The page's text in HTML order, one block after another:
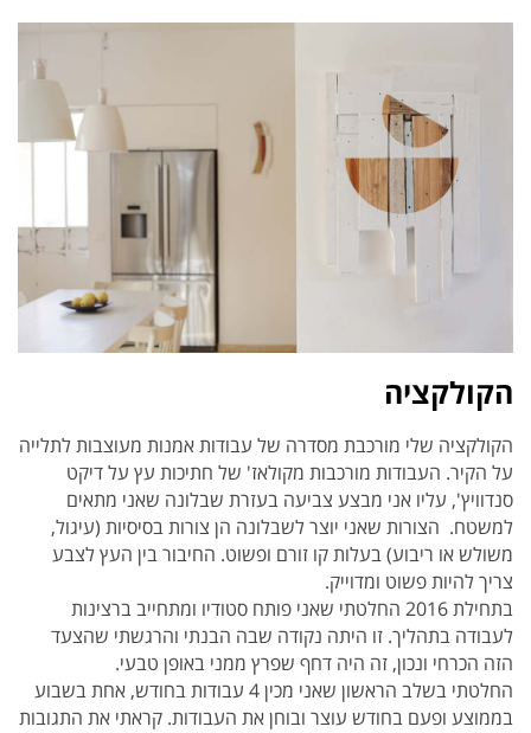
הקולקציה
הקולקציה שלי מורכבת מסדרה של עבודות אמנות מעוצבות לתלייה
על הקיר. העבודות מורכבות מקולאז' של חתיכות עץ על דיקט
סנדוויץ', עליו אני מבצע צביעה בעזרת שבלונה שאני מתאים
למשטח. הצורות שאני יוצר לשבלונה הן צורות בסיסיות (עיגול,
משולש או ריבוע) בעלות קו זורם ופשוט. החיבור בין העץ לצבע
צריך להיות פשוט ומדוייק.
בתחילת 2016 החלטתי שאני פותח סטודיו ומתחייב ברצינות
לעבודה בתהליך. זו היתה נקודה שבה הבנתי והרגשתי שהצעד
הזה הכרחי ונכון, זה היה דחף שפרץ ממני באופן טבעי.
החלטתי בשלב הראשון שאני מכין 4 עבודות בחודש, אחת בשבוע
בממוצע ופעם בחודש עוצר ובוחן את העבודות. קראתי את התגובות